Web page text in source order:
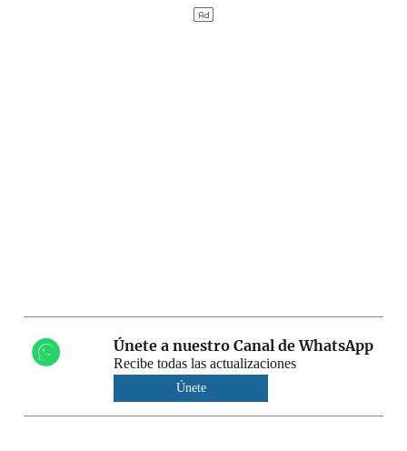
Únete a nuestro Canal de WhatsApp
Recibe todas las actualizaciones
Únete